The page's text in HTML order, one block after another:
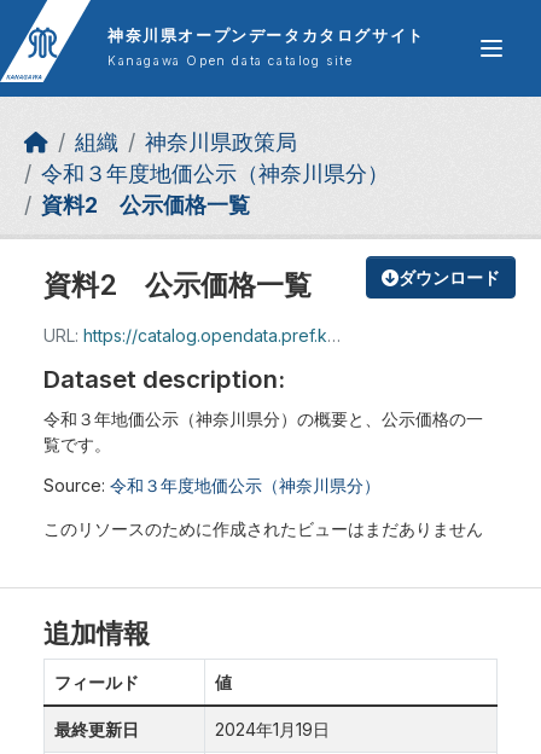
Skip to main content
神奈川県オープンデータカタログサイト
Kanagawa Open data catalog site
組織
神奈川県政策局
令和３年度地価公示（神奈川県分）
資料2 公示価格一覧
ダウンロード
資料2 公示価格一覧
URL: https://catalog.opendata.pref.kanagawa.jp/dataset/996183ea-5132-4f5c-a082-863409811a2b/resource/a0e9079d-947b-4618-a52e-fc286a5a4b65/download/r03kouji_shiryou02.pdf
Dataset description:
令和３年地価公示（神奈川県分）の概要と、公示価格の一
覧です。
Source: 令和３年度地価公示（神奈川県分）
このリソースのために作成されたビューはまだありません
追加情報
フィールド 値
最終更新日 2024年1月19日